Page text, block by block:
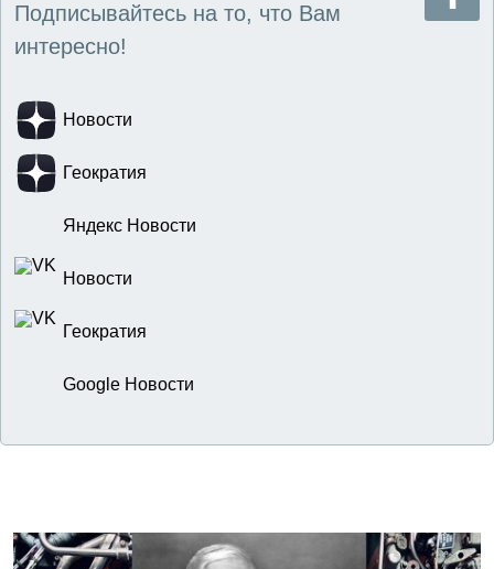
Подписывайтесь на то, что Вам
интересно!
Новости
Геократия
Яндекс Новости
Новости
Геократия
Google Новости